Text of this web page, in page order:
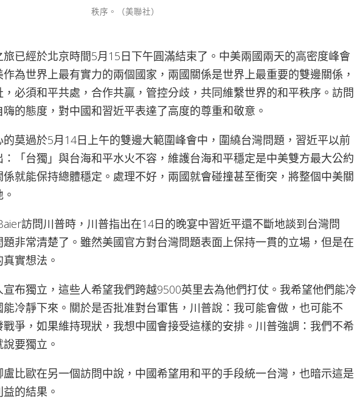
秩序。（美聯社）
已經於北京時間5月15日下午圓滿結束了。中美兩國兩天的高密度峰會
為世界上最有實力的兩個國家，兩國關係是世界上最重要的雙邊關係，
必須和平共處，合作共贏，管控分歧，共同維繫世界的和平秩序。訪問
的態度，對中國和習近平表達了高度的尊重和敬意。
莫過於5月14日上午的雙邊大範圍峰會中，圍繞台灣問題，習近平以前
「台獨」與台海和平水火不容，維護台海和平穩定是中美雙方最大公約
就能保持總體穩定。處理不好，兩國就會碰撞甚至衝突，將整個中美關
訪問川普時，川普指出在14日的晚宴中習近平還不斷地談到台灣問
非常清楚了。雖然美國官方對台灣問題表面上保持一貫的立場，但是在
實想法。
布獨立，這些人希望我們跨越9500英里去為他們打仗。我希望他們能冷
冷靜下來。關於是否批准對台軍售，川普說：我可能會做，也可能不
爭，如果維持現狀，我想中國會接受這樣的安排。川普強調：我們不希
要獨立。
比歐在另一個訪問中說，中國希望用和平的手段統一台灣，也暗示這是
的結果。